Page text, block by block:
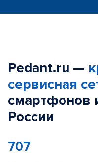
Pedant.ru —
сервисная
смартфонов
России
707